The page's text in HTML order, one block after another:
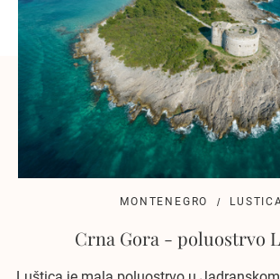
MONTENEGRO
Crna Gora - poluostrvo